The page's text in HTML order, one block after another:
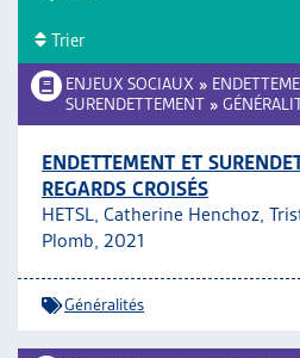
VEILLE
RESSOURCES
THÉMATIQUES
AUTRES
ARTIAS
L’ASSOCIATION
PROJETS ET ACTIVITÉS
JOURNÉES D’AUTOMNE
ENJEUX SOCIAUX »
SURENDETTEMENT »
ENDETTEMENT ET
REGARDS CROISÉS
HETSL, Catherine Henchoz,
Plomb, 2021
Généralités
Trier